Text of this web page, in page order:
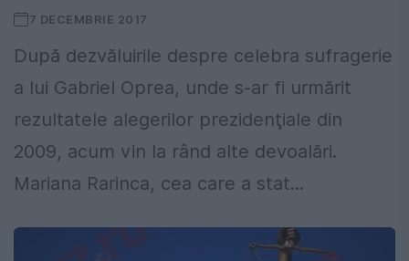
7 DECEMBRIE 2017
După dezvăluirile despre celebra sufragerie
a lui Gabriel Oprea, unde s-ar fi urmărit
rezultatele alegerilor prezidenţiale din
2009, acum vin la rând alte devoalări.
Mariana Rarinca, cea care a stat...